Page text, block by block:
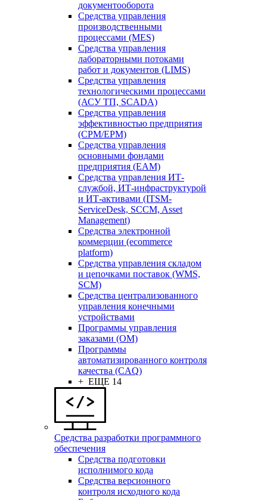
документооборота
Средства управления
производственными
процессами (MES)
Средства управления
лабораторными потоками
работ и документов (LIMS)
Средства управления
технологическими процессами
(АСУ ТП, SCADA)
Средства управления
эффективностью предприятия
(CPM/EPM)
Средства управления
основными фондами
предприятия (EAM)
Средства управления ИТ-
службой, ИТ-инфраструктурой
и ИТ-активами (ITSM-
ServiceDesk, SCCM, Asset
Management)
Средства электронной
коммерции (ecommerce
platform)
Средства управления складом
и цепочками поставок (WMS,
SCM)
Средства централизованного
управления конечными
устройствами
Программы управления
заказами (OM)
Программы
автоматизированного контроля
качества (CAQ)
+ ЕЩЕ 14
Средства разработки программного
обеспечения
Средства подготовки
исполнимого кода
Средства версионного
контроля исходного кода